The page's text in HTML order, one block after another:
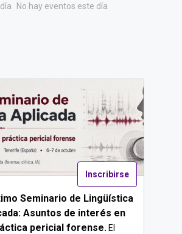
No hay eventos este día
Inscribirse
Seminario de Lingüística
Asuntos de interés en
pericial forense. El